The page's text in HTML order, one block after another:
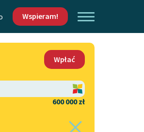
Wspieram!
Wpłać
600 000 zł